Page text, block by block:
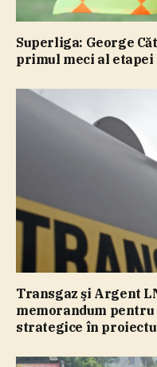
Superliga: George
primul meci al etapei
Transgaz şi Argent
memorandum
strategice în